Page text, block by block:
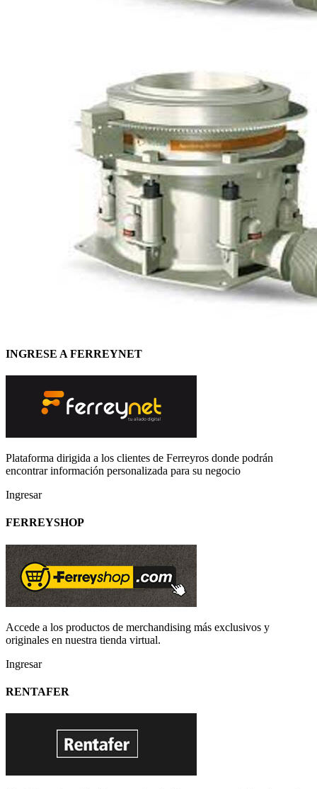
INGRESE A FERREYNET
Plataforma dirigida a los clientes de Ferreyros donde podrán
encontrar información personalizada para su negocio
Ingresar
FERREYSHOP
Accede a los productos de merchandising más exclusivos y
originales en nuestra tienda virtual.
Ingresar
RENTAFER